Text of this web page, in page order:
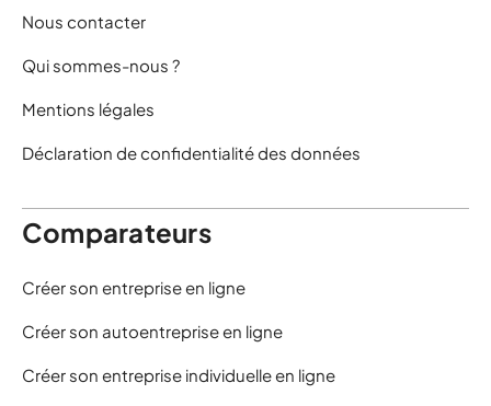
Nous contacter
Qui sommes-nous ?
Mentions légales
Déclaration de confidentialité des données
Comparateurs
Créer son entreprise en ligne
Créer son autoentreprise en ligne
Créer son entreprise individuelle en ligne